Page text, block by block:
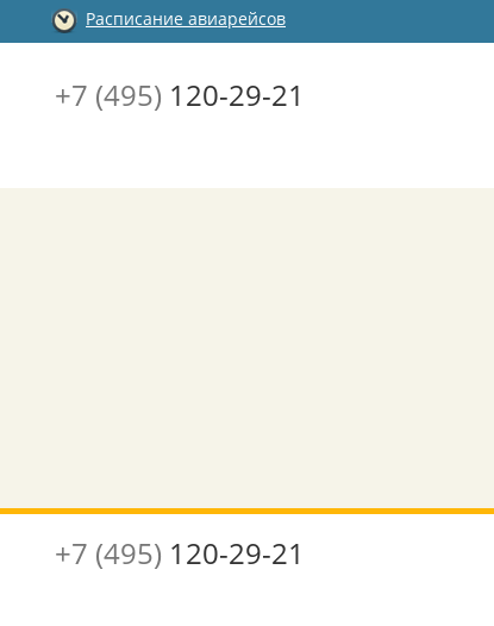
Расписание авиарейсов
+7 (495) 120-29-21
+7 (495) 120-29-21